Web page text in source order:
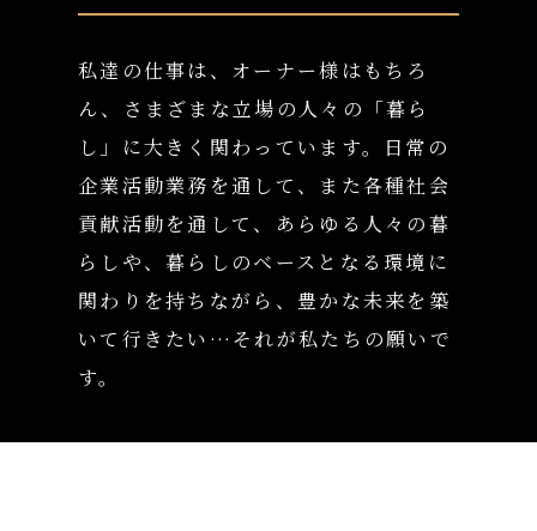
私達の仕事は、オーナー様はもちろ
ん、さまざまな立場の人々の「暮ら
し」に大きく関わっています。日常の
企業活動業務を通して、また各種社会
貢献活動を通して、あらゆる人々の暮
らしや、暮らしのベースとなる環境に
関わりを持ちながら、豊かな未来を築
いて行きたい…それが私たちの願いで
す。